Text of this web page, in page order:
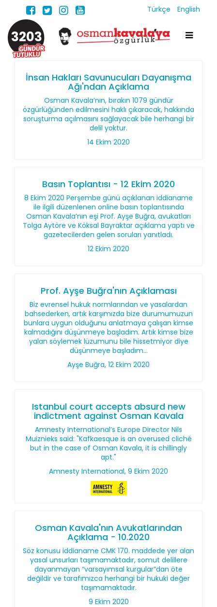
Türkçe English
3203
İnsan Hakları Savunucuları Dayanışma
Ağı'ndan Açıklama
Osman Kavala’nın, bırakın 1079 gündür
özgürlüğünden edilmesini haklı çıkaracak, hakkında
soruşturma açılmasını sağlayacak bile herhangi bir
delil yoktur.
14 Ekim 2020
Basın Toplantısı - 12 Ekim 2020
8 Ekim 2020 Perşembe günü açıklanan iddianame
ile ilgili düzenlenen online basın toplantısında
Osman Kavala’nın eşi Prof. Ayşe Buğra, avukatları
Tolga Aytöre ve Köksal Bayraktar açıklama yaptı ve
gazetecilerden gelen soruları yanıtladı.
12 Ekim 2020
Prof. Ayşe Buğra'nın Açıklaması
Biz evrensel hukuk normlarından ve yasalardan
bahsederken, artık karşımızda bize durumumuzun
bunlara uygun olduğunu anlatmaya çalışan kimse
kalmadığını düşünmeye başladım. Artık kimse bize
yalan söylemek lüzumunu bile hissetmiyor diye
düşünmeye başladım...
Ayşe Buğra, 12 Ekim 2020
Istanbul court accepts absurd new
indictment against Osman Kavala
Amnesty International’s Europe Director Nils
Muiznieks said: "Kafkaesque is an overused cliché
but in the case of Osman Kavala, it is chillingly
apt."
Amnesty International, 9 Ekim 2020
Osman Kavala'nın Avukatlarından
Açıklama - 10.2020
Söz konusu iddianame CMK 170. maddede yer alan
yasal unsurları taşımamaktadır, somut delillere
dayanmayan “varsayımsal kurgular”dan öte
değildir ve tarafımızca herhangi bir hukuki değer
taşımamaktadır.
9 Ekim 2020